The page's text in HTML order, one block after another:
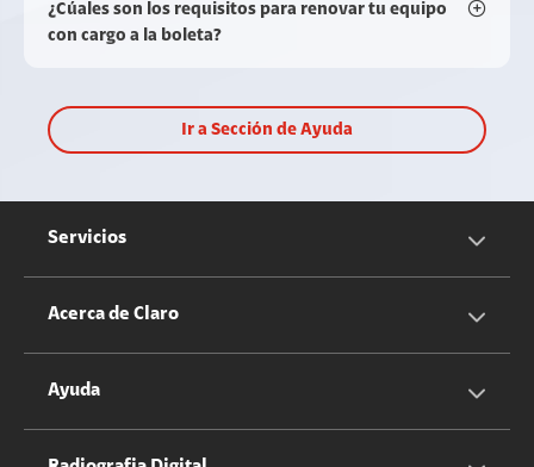
¿Cúales son los requisitos para renovar tu equipo
con cargo a la boleta?
Ir a Sección de Ayuda
Servicios
Servicios Móviles
Acerca de Claro
Información Corporativa
Ayuda
Cotizador servicios móviles